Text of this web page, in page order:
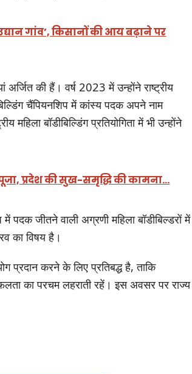
गांव’, किसानों की आय बढ़ाने पर
की हैं। वर्ष 2023 में उन्होंने राष्ट्रीय
चैंपियनशिप में कांस्य पदक अपने नाम
बॉडीबिल्डिंग प्रतियोगिता में भी उन्होंने
प्रदेश की सुख-समृद्धि की कामना…
पदक जीतने वाली अग्रणी महिला बॉडीबिल्डरों में
का विषय है।
प्रदान करने के लिए प्रतिबद्ध है, ताकि
का परचम लहराती रहें। इस अवसर पर राज्य